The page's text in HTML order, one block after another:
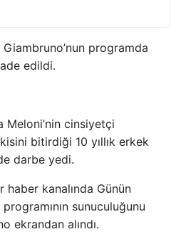
programda
edildi.
Meloni’nin cinsiyetçi
bitirdiği 10 yıllık erkek
darbe yedi.
kanalında Günün
sunuculuğunu
ekrandan alındı.